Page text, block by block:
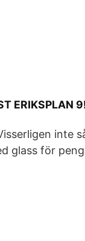
ERIKSPLAN
inte
glass för